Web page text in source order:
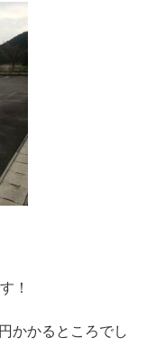
！
かかるところでし